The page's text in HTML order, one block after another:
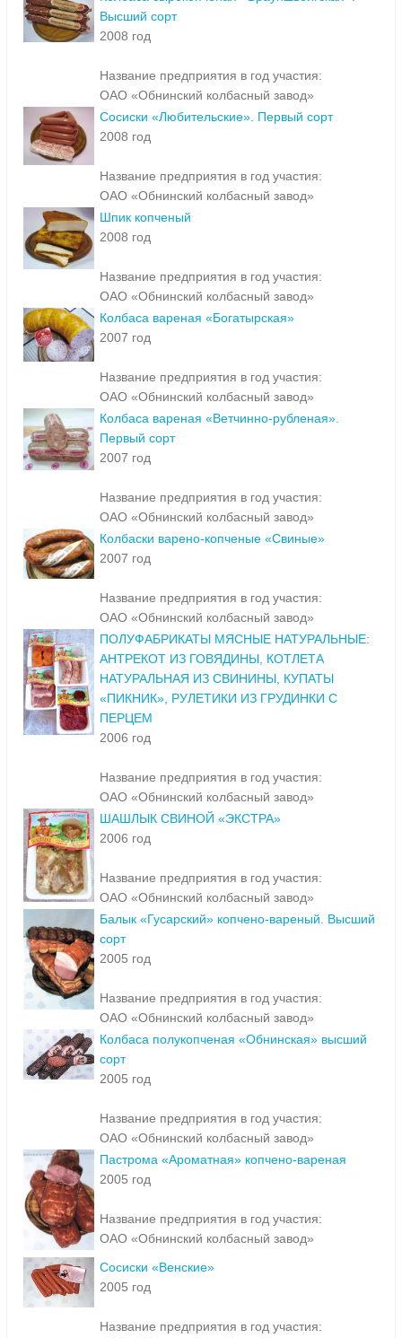
Высший сорт
2008 год
Название предприятия в год участия:
ОАО «Обнинский колбасный завод»
Сосиски «Любительские». Первый сорт
2008 год
Название предприятия в год участия:
ОАО «Обнинский колбасный завод»
Шпик копченый
2008 год
Название предприятия в год участия:
ОАО «Обнинский колбасный завод»
Колбаса вареная «Богатырская»
2007 год
Название предприятия в год участия:
ОАО «Обнинский колбасный завод»
Колбаса вареная «Ветчинно-рубленая».
Первый сорт
2007 год
Название предприятия в год участия:
ОАО «Обнинский колбасный завод»
Колбаски варено-копченые «Свиные»
2007 год
Название предприятия в год участия:
ОАО «Обнинский колбасный завод»
ПОЛУФАБРИКАТЫ МЯСНЫЕ НАТУРАЛЬНЫЕ:
АНТРЕКОТ ИЗ ГОВЯДИНЫ, КОТЛЕТА
НАТУРАЛЬНАЯ ИЗ СВИНИНЫ, КУПАТЫ
«ПИКНИК», РУЛЕТИКИ ИЗ ГРУДИНКИ С
ПЕРЦЕМ
2006 год
Название предприятия в год участия:
ОАО «Обнинский колбасный завод»
ШАШЛЫК СВИНОЙ «ЭКСТРА»
2006 год
Название предприятия в год участия:
ОАО «Обнинский колбасный завод»
Балык «Гусарский» копчено-вареный. Высший
сорт
2005 год
Название предприятия в год участия:
ОАО «Обнинский колбасный завод»
Колбаса полукопченая «Обнинская» высший
сорт
2005 год
Название предприятия в год участия:
ОАО «Обнинский колбасный завод»
Пастрома «Ароматная» копчено-вареная
2005 год
Название предприятия в год участия:
ОАО «Обнинский колбасный завод»
Сосиски «Венские»
2005 год
Название предприятия в год участия: